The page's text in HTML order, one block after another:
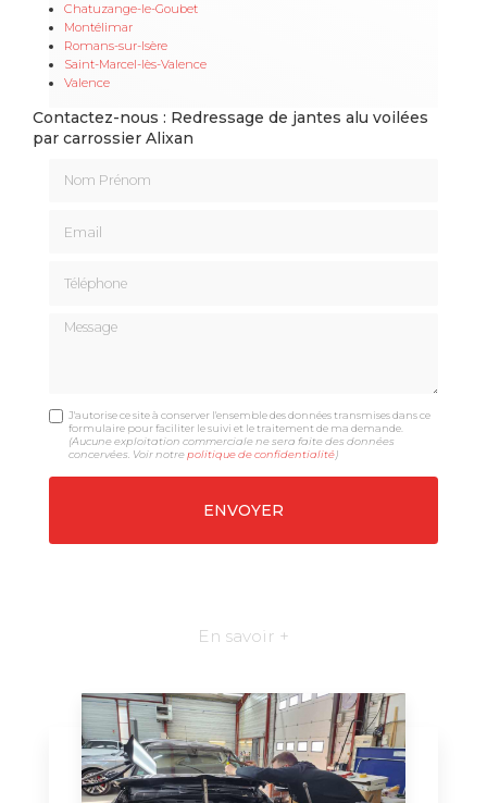
Chatuzange-le-Goubet
Montélimar
Romans-sur-Isère
Saint-Marcel-lès-Valence
Valence
Contactez-nous : Redressage de jantes alu voilées
par carrossier Alixan
Message
J'autorise ce site à conserver l'ensemble des données transmises dans ce
formulaire pour faciliter le suivi et le traitement de ma demande.
(Aucune exploitation commerciale ne sera faite des données
concervées. Voir notrepolitique de confidentialité)
En savoir +